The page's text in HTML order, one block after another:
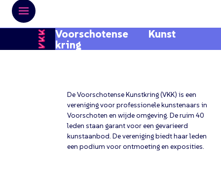
Voorschotense Kunst
kring
De Voorschotense Kunstkring (VKK) is een
vereniging voor professionele kunstenaars in
Voorschoten en wijde omgeving. De ruim 40
leden staan garant voor een gevarieerd
kunstaanbod. De vereniging biedt haar leden
een podium voor ontmoeting en exposities.